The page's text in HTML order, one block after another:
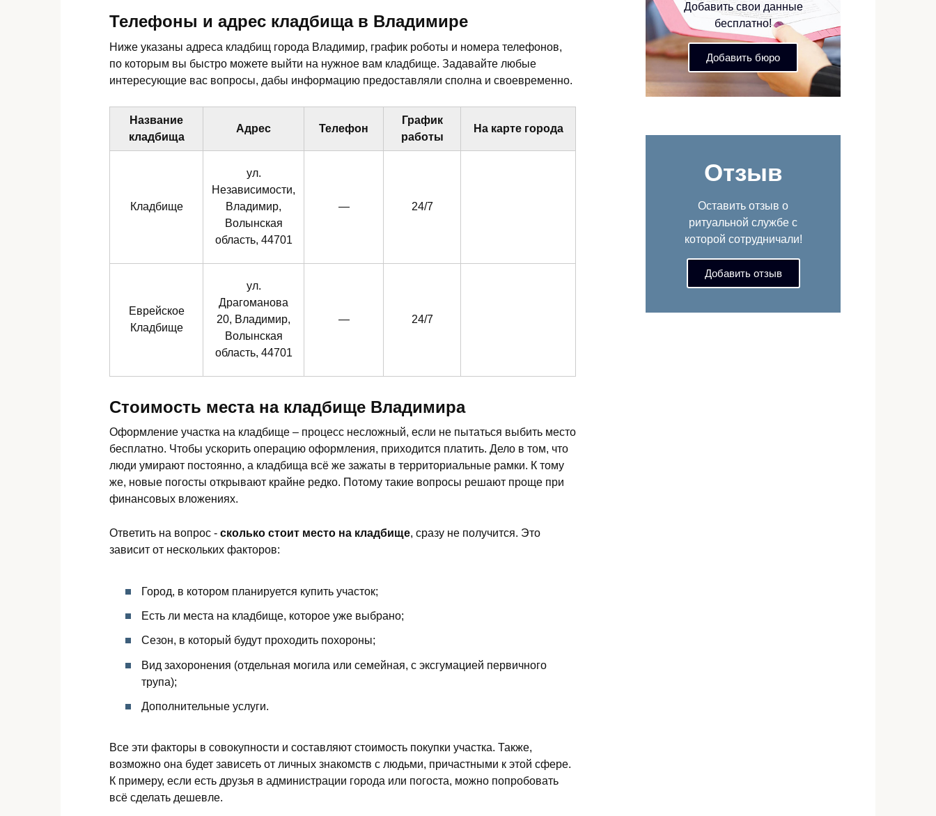
Телефоны и адрес кладбища в Владимире
Ниже указаны адреса кладбищ города Владимир, график роботы и номера телефонов,
по которым вы быстро можете выйти на нужное вам кладбище. Задавайте любые
интересующие вас вопросы, дабы информацию предоставляли сполна и своевременно.
Название
кладбища
Адрес Телефон
График
работы
На карте города
Кладбище
ул.
Независимости,
Владимир,
Волынская
область, 44701
— 24/7
Еврейское
Кладбище
ул.
Драгоманова
20, Владимир,
Волынская
область, 44701
— 24/7
Стоимость места на кладбище Владимира
Оформление участка на кладбище – процесс несложный, если не пытаться выбить место
бесплатно. Чтобы ускорить операцию оформления, приходится платить. Дело в том, что
люди умирают постоянно, а кладбища всё же зажаты в территориальные рамки. К тому
же, новые погосты открывают крайне редко. Потому такие вопросы решают проще при
финансовых вложениях.
Ответить на вопрос - сколько стоит место на кладбище, сразу не получится. Это
зависит от нескольких факторов:
Город, в котором планируется купить участок;
Есть ли места на кладбище, которое уже выбрано;
Сезон, в который будут проходить похороны;
Вид захоронения (отдельная могила или семейная, с эксгумацией первичного
трупа);
Дополнительные услуги.
Все эти факторы в совокупности и составляют стоимость покупки участка. Также,
возможно она будет зависеть от личных знакомств с людьми, причастными к этой сфере.
К примеру, если есть друзья в администрации города или погоста, можно попробовать
всё сделать дешевле.
Добавить свои данные
бесплатно!
Добавить бюро
Отзыв
Оставить отзыв о
ритуальной службе с
которой сотрудничали!
Добавить отзыв